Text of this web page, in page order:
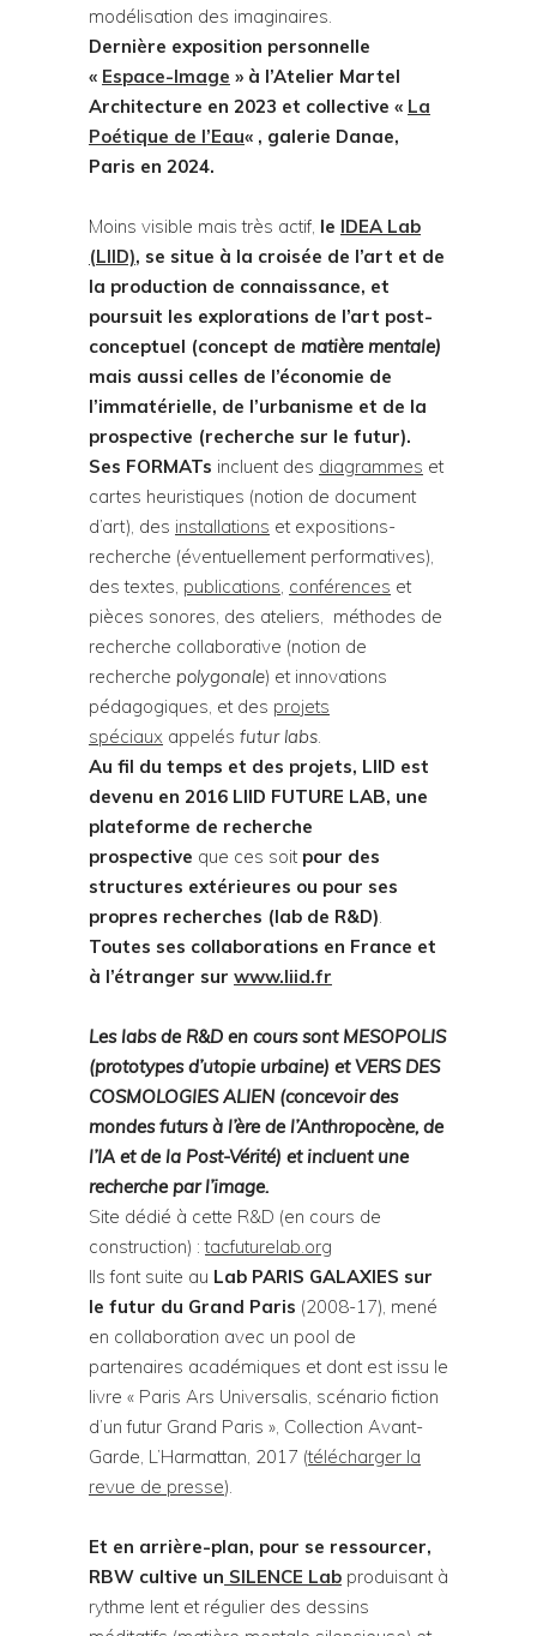
modélisation des imaginaires.
Dernière exposition personnelle
« Espace-Image » à l’Atelier Martel
Architecture en 2023 et collective « La
Poétique de l’Eau« , galerie Danae,
Paris en 2024.
Moins visible mais très actif, le IDEA Lab
(LIID), se situe à la croisée de l’art et de
la production de connaissance, et
poursuit les explorations de l’art post-
conceptuel (concept de matière mentale)
mais aussi celles de l’économie de
l’immatérielle, de l’urbanisme et de la
prospective (recherche sur le futur).
Ses FORMATs incluent des diagrammes et
cartes heuristiques (notion de document
d’art), des installations et expositions-
recherche (éventuellement performatives),
des textes, publications, conférences et
pièces sonores, des ateliers, méthodes de
recherche collaborative (notion de
recherche polygonale) et innovations
pédagogiques, et des projets
spéciaux appelés futur labs.
Au fil du temps et des projets, LIID est
devenu en 2016 LIID FUTURE LAB, une
plateforme de recherche
prospective que ces soit pour des
structures extérieures ou pour ses
propres recherches (lab de R&D).
Toutes ses collaborations en France et
à l’étranger sur www.liid.fr
Les labs de R&D en cours sont MESOPOLIS
(prototypes d’utopie urbaine) et VERS DES
COSMOLOGIES ALIEN (concevoir des
mondes futurs à l’ère de l’Anthropocène, de
l’IA et de la Post-Vérité) et incluent une
recherche par l’image.
Site dédié à cette R&D (en cours de
construction) :tacfuturelab.org
Ils font suite au Lab PARIS GALAXIES sur
le futur du Grand Paris (2008-17), mené
en collaboration avec un pool de
partenaires académiques et dont est issu le
livre « Paris Ars Universalis, scénario fiction
d’un futur Grand Paris », Collection Avant-
Garde, L’Harmattan, 2017 (télécharger la
revue de presse).
Et en arrière-plan, pour se ressourcer,
RBW cultive un SILENCE Lab produisant à
rythme lent et régulier des dessins